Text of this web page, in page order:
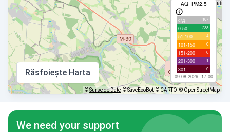
AQI PM2.5
с/д 107
0-50 238
51-100 4
101-150 0
151-200 0
201-300 1
301+ 0
09.08.2026, 17:00
Răsfoiește Harta
©Surse de Date © SaveEcoBot © CARTO © OpenStreetMap
We need your support